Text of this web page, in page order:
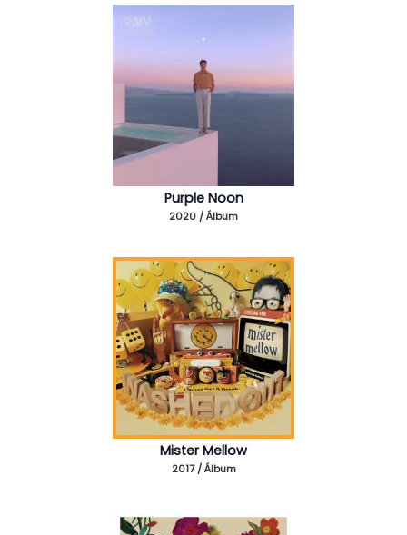
Purple Noon
2020 / Álbum
Mister Mellow
2017 / Álbum